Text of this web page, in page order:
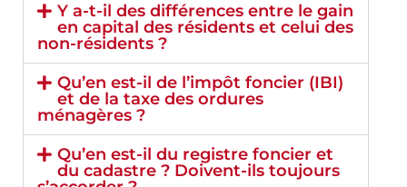
Y a-t-il des différences entre le gain
en capital des résidents et celui des
non-résidents ?
Qu’en est-il de l’impôt foncier (IBI)
et de la taxe des ordures
ménagères ?
Qu’en est-il du registre foncier et
du cadastre ? Doivent-ils toujours